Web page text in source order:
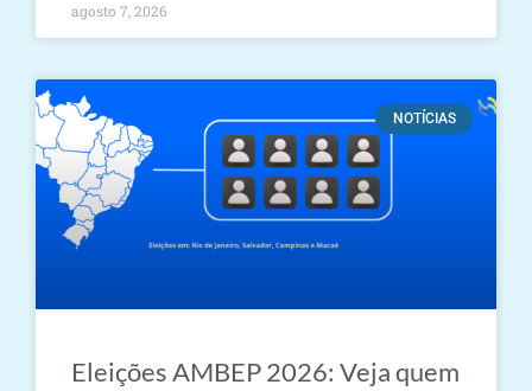
agosto 7, 2026
NOTÍCIAS
Eleições AMBEP 2026: Veja quem